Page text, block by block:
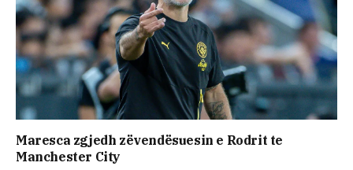
Maresca zgjedh zëvendësuesin e Rodrit te
Manchester City